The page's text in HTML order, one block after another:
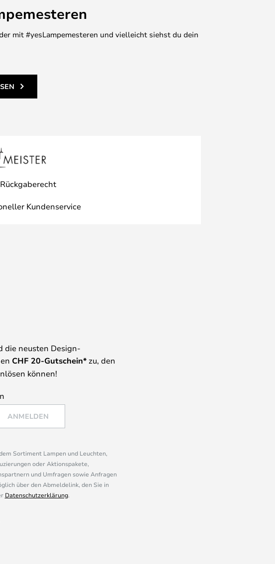
mit #yesLampemesteren und vielleicht siehst du dein
Kundenservice
die neusten Design-
CHF 20-Gutschein* zu, den
können!
ANMELDEN
Sortiment Lampen und Leuchten,
oder Aktionspakete,
und Umfragen sowie Anfragen
über den Abmeldelink, den Sie in
Datenschutzerklärung.